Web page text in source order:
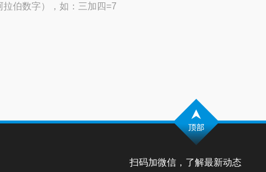
伯数字），如：三加四=7
扫码加微信，了解最新动态